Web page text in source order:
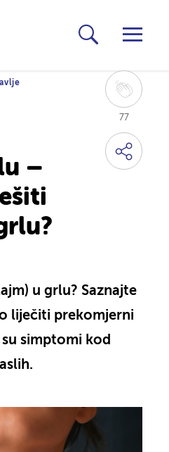
77
–
u grlu? Saznajte
liječiti prekomjerni
simptomi kod